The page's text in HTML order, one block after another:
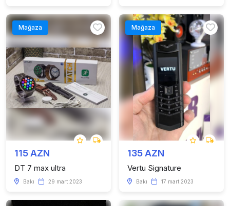
Mağaza
115 AZN
DT 7 max ultra
Bakı 29 mart 2023
Mağaza
135 AZN
Vertu Signature
Bakı 17 mart 2023